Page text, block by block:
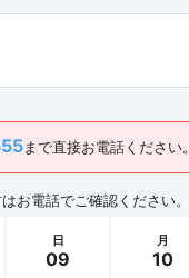
まで直接お電話ください。
お電話でご確認ください。
日
09
月
10